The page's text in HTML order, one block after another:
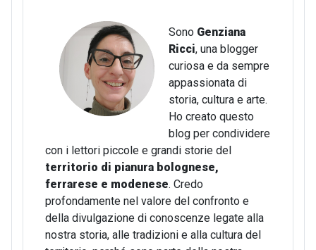
Sono Genziana
Ricci, una blogger
curiosa e da sempre
appassionata di
storia, cultura e arte.
Ho creato questo
blog per condividere
con i lettori piccole e grandi storie del
territorio di pianura bolognese,
ferrarese e modenese. Credo
profondamente nel valore del confronto e
della divulgazione di conoscenze legate alla
nostra storia, alle tradizioni e alla cultura del